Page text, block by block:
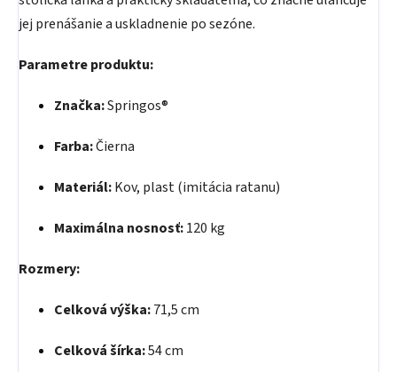
jej prenášanie a uskladnenie po sezóne.
Parametre produktu:
Značka:Springos®
Farba:Čierna
Materiál:Kov, plast (imitácia ratanu)
Maximálna nosnosť:120 kg
Rozmery:
Celková výška:71,5 cm
Celková šírka:54 cm